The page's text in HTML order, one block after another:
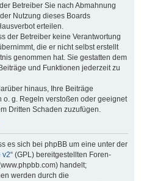
Betreiber Sie nach Abmahnung
Nutzung dieses Boards
erteilen.
der Betreiber keine Verantwortung
die er nicht selbst erstellt
genommen hat. Sie gestatten dem
und Funktionen jederzeit zu
hinaus, Ihre Beiträge
g. Regeln verstoßen oder geeignet
Dritten Schaden zuzufügen.
es sich bei phpBB um eine unter der
v2“ (GPL) bereitgestellten Foren-
handelt;
werden durch die